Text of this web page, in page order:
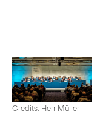
Credits: Herr Müller